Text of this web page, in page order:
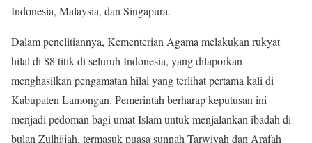
Indonesia, Malaysia, dan Singapura.
Dalam penelitiannya, Kementerian Agama melakukan rukyat
hilal di 88 titik di seluruh Indonesia, yang dilaporkan
menghasilkan pengamatan hilal yang terlihat pertama kali di
Kabupaten Lamongan. Pemerintah berharap keputusan ini
menjadi pedoman bagi umat Islam untuk menjalankan ibadah di
bulan Zulhijjah, termasuk puasa sunnah Tarwiyah dan Arafah